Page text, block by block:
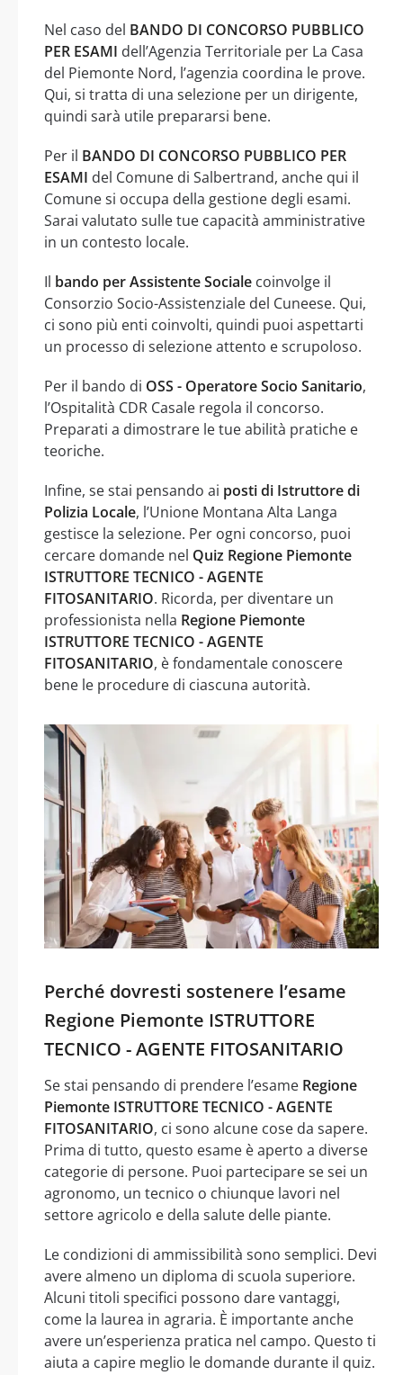
Nel caso del BANDO DI CONCORSO PUBBLICO
PER ESAMI dell’Agenzia Territoriale per La Casa
del Piemonte Nord, l’agenzia coordina le prove.
Qui, si tratta di una selezione per un dirigente,
quindi sarà utile prepararsi bene.
Per il BANDO DI CONCORSO PUBBLICO PER
ESAMI del Comune di Salbertrand, anche qui il
Comune si occupa della gestione degli esami.
Sarai valutato sulle tue capacità amministrative
in un contesto locale.
Il bando per Assistente Sociale coinvolge il
Consorzio Socio-Assistenziale del Cuneese. Qui,
ci sono più enti coinvolti, quindi puoi aspettarti
un processo di selezione attento e scrupoloso.
Per il bando di OSS - Operatore Socio Sanitario,
l’Ospitalità CDR Casale regola il concorso.
Preparati a dimostrare le tue abilità pratiche e
teoriche.
Infine, se stai pensando ai posti di Istruttore di
Polizia Locale, l’Unione Montana Alta Langa
gestisce la selezione. Per ogni concorso, puoi
cercare domande nel Quiz Regione Piemonte
ISTRUTTORE TECNICO - AGENTE
FITOSANITARIO. Ricorda, per diventare un
professionista nella Regione Piemonte
ISTRUTTORE TECNICO - AGENTE
FITOSANITARIO, è fondamentale conoscere
bene le procedure di ciascuna autorità.
Perché dovresti sostenere l’esame
Regione Piemonte ISTRUTTORE
TECNICO - AGENTE FITOSANITARIO
Se stai pensando di prendere l’esame Regione
Piemonte ISTRUTTORE TECNICO - AGENTE
FITOSANITARIO, ci sono alcune cose da sapere.
Prima di tutto, questo esame è aperto a diverse
categorie di persone. Puoi partecipare se sei un
agronomo, un tecnico o chiunque lavori nel
settore agricolo e della salute delle piante.
Le condizioni di ammissibilità sono semplici. Devi
avere almeno un diploma di scuola superiore.
Alcuni titoli specifici possono dare vantaggi,
come la laurea in agraria. È importante anche
avere un’esperienza pratica nel campo. Questo ti
aiuta a capire meglio le domande durante il quiz.